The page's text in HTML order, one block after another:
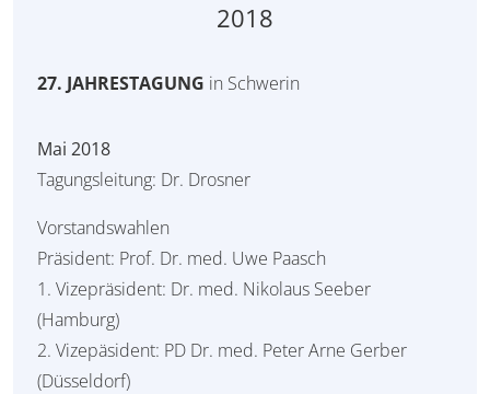
2018
27. JAHRESTAGUNG in Schwerin
Mai 2018
Tagungsleitung: Dr. Drosner
Vorstandswahlen
Präsident: Prof. Dr. med. Uwe Paasch
1. Vizepräsident: Dr. med. Nikolaus Seeber
(Hamburg)
2. Vizepäsident: PD Dr. med. Peter Arne Gerber
(Düsseldorf)